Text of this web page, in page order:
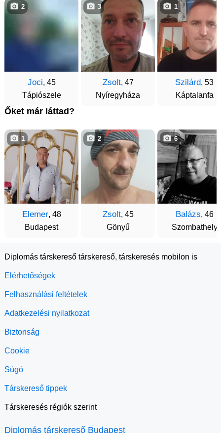
Joci, 45
Tápiószele
2
Zsolt, 47
Nyíregyháza
3
Szilárd, 53
Káptalanfa
1
Őket már láttad?
Elemer, 48
Budapest
1
Zsolt, 45
Gönyű
2
Balázs, 46
Szombathely
6
Diplomás társkereső társkereső, társkeresés mobilon is
Elérhetőségek
Felhasználási feltételek
Adatkezelési nyilatkozat
Biztonság
Cookie
Súgó
Társkereső tippek
Társkeresés régiók szerint
Diplomás társkereső Budapest